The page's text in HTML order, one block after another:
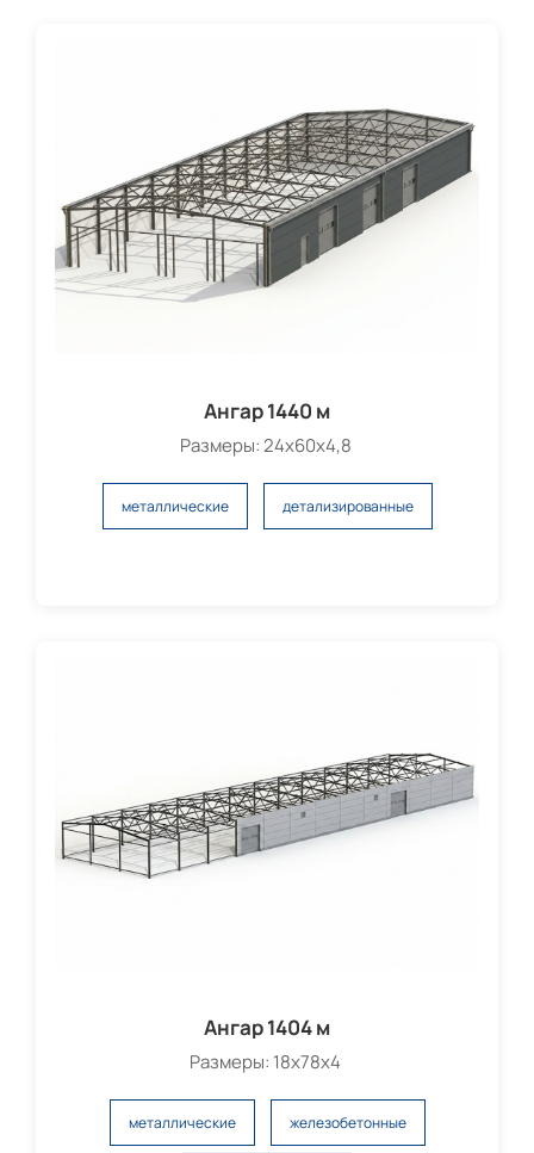
Ангар 1440 м
Размеры: 24х60х4,8
металлические детализированные
Ангар 1404 м
Размеры: 18х78х4
металлические железобетонные